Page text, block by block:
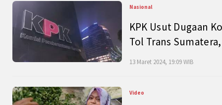
Nasional
KPK Usut Dugaan
Tol Trans
13 Maret 2024, 19:09 WIB
Video